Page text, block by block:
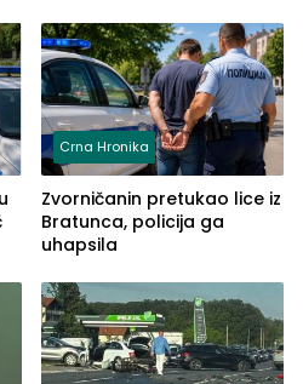
Crna Hronika
Zvorničanin pretukao lice iz
Bratunca, policija ga
uhapsila